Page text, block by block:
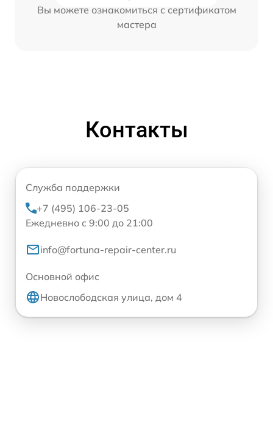
Вы можете ознакомиться с сертификатом
мастера
Контакты
Служба поддержки
+7 (495) 106-23-05
Ежедневно с 9:00 до 21:00
info@fortuna-repair-center.ru
Основной офис
Новослободская улица, дом 4